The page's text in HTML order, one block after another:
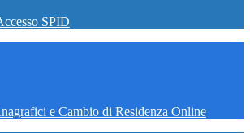
SPID
e Cambio di Residenza Online